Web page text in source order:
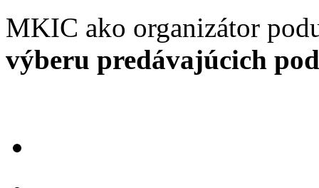
MKIC ako organizátor
výberu predávajúcich